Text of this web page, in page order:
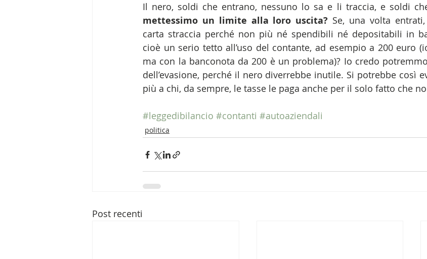
Il nero, soldi che entrano, nessuno lo sa e li traccia, e soldi
mettessimo un limite alla loro uscita? Se, una volta
carta straccia perché non più né spendibili né depositabili in
cioè un serio tetto all’uso del contante, ad esempio a 200 euro
ma con la banconota da 200 è un problema)? Io credo
dell’evasione, perché il nero diverrebbe inutile. Si potrebbe così
più a chi, da sempre, le tasse le paga anche per il solo fatto che
#leggedibilancio #contanti #autoaziendali
politica
Post recenti